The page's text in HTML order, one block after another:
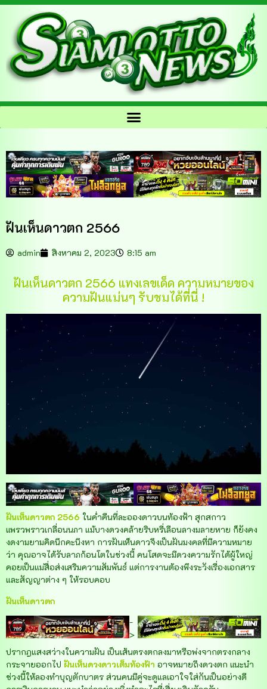
ฝันเห็นดาวตก 2566
admin สิงหาคม 2, 2023 8:15 am
ฝันเห็นดาวตก 2566 แทงเลขเด็ด ความหมายของ
ความฝันแม่นๆ รับชมได้ที่นี่ !
ฝันเห็นดาวตก 2566 ในค่ำคืนที่ละอองดาวบนท้องฟ้า สุกสกาว
แพรวพราวเกลื่อนนภา แม้บางดวงคล้ายริบหรี่เลือนลางมลายหาย ก็ยังคง
งดงามยามคิดนึกคะนึงหา การฝันเห็นดาวจึงเป็นฝันมงคลที่มีความหมาย
ว่า คุณอาจได้รับลาภก้อนโตในช่วงนี้ คนโสดจะมีดวงความรักได้ผู้ใหญ่
คอยเป็นแม่สื่อส่งเสริมความสัมพันธ์ แต่การงานต้องพึงระวังเรื่องเอกสาร
และสัญญาต่าง ๆ ให้รอบคอบ
ฝันเห็นดาวตก
-
>
ปรากฎแสงสว่างในความฝัน เป็นเส้นตรงตกลงมาหรือพ่งจากตรงกลาง
กระจายออกไป ฝันเห็นดวงดาวเต็มท้องฟ้า อาจหมายถึงดวงตก แนะนำ
ช่วงนี้ให้ลองทำบุญตักบาตร ส่วนคนมีคู่จะดูแลเอาใจใส่กันเป็นอย่างดี